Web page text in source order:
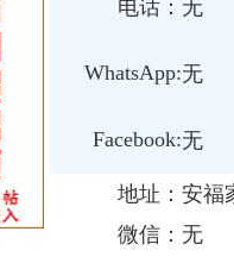
电话： 无
WhatsApp:无
Facebook:无
地址： 安福
微信： 无